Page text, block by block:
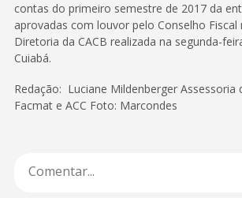
contas do primeiro semestre de 2017 da
aprovadas com louvor pelo Conselho Fiscal
Diretoria da CACB realizada na segunda-
Cuiabá.
Redação: Luciane Mildenberger Assessoria
Facmat e ACC Foto: Marcondes